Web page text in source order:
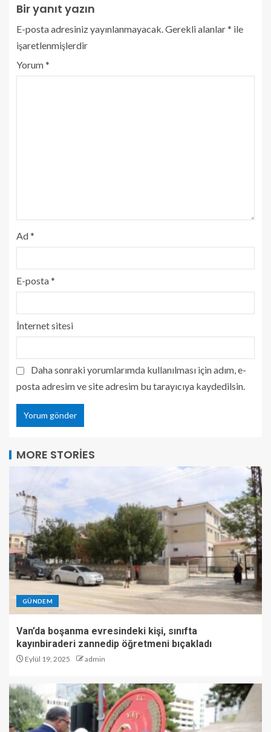
Bir yanıt yazın
E-posta adresiniz yayınlanmayacak. Gerekli alanlar* ile
işaretlenmişlerdir
Yorum*
Ad*
E-posta*
İnternet sitesi
Daha sonraki yorumlarımda kullanılması için adım, e-
posta adresim ve site adresim bu tarayıcıya kaydedilsin.
MORE STORIES
GÜNDEM
Van’da boşanma evresindeki kişi, sınıfta
kayınbiraderi zannedip öğretmeni bıçakladı
Eylül 19, 2025 admin